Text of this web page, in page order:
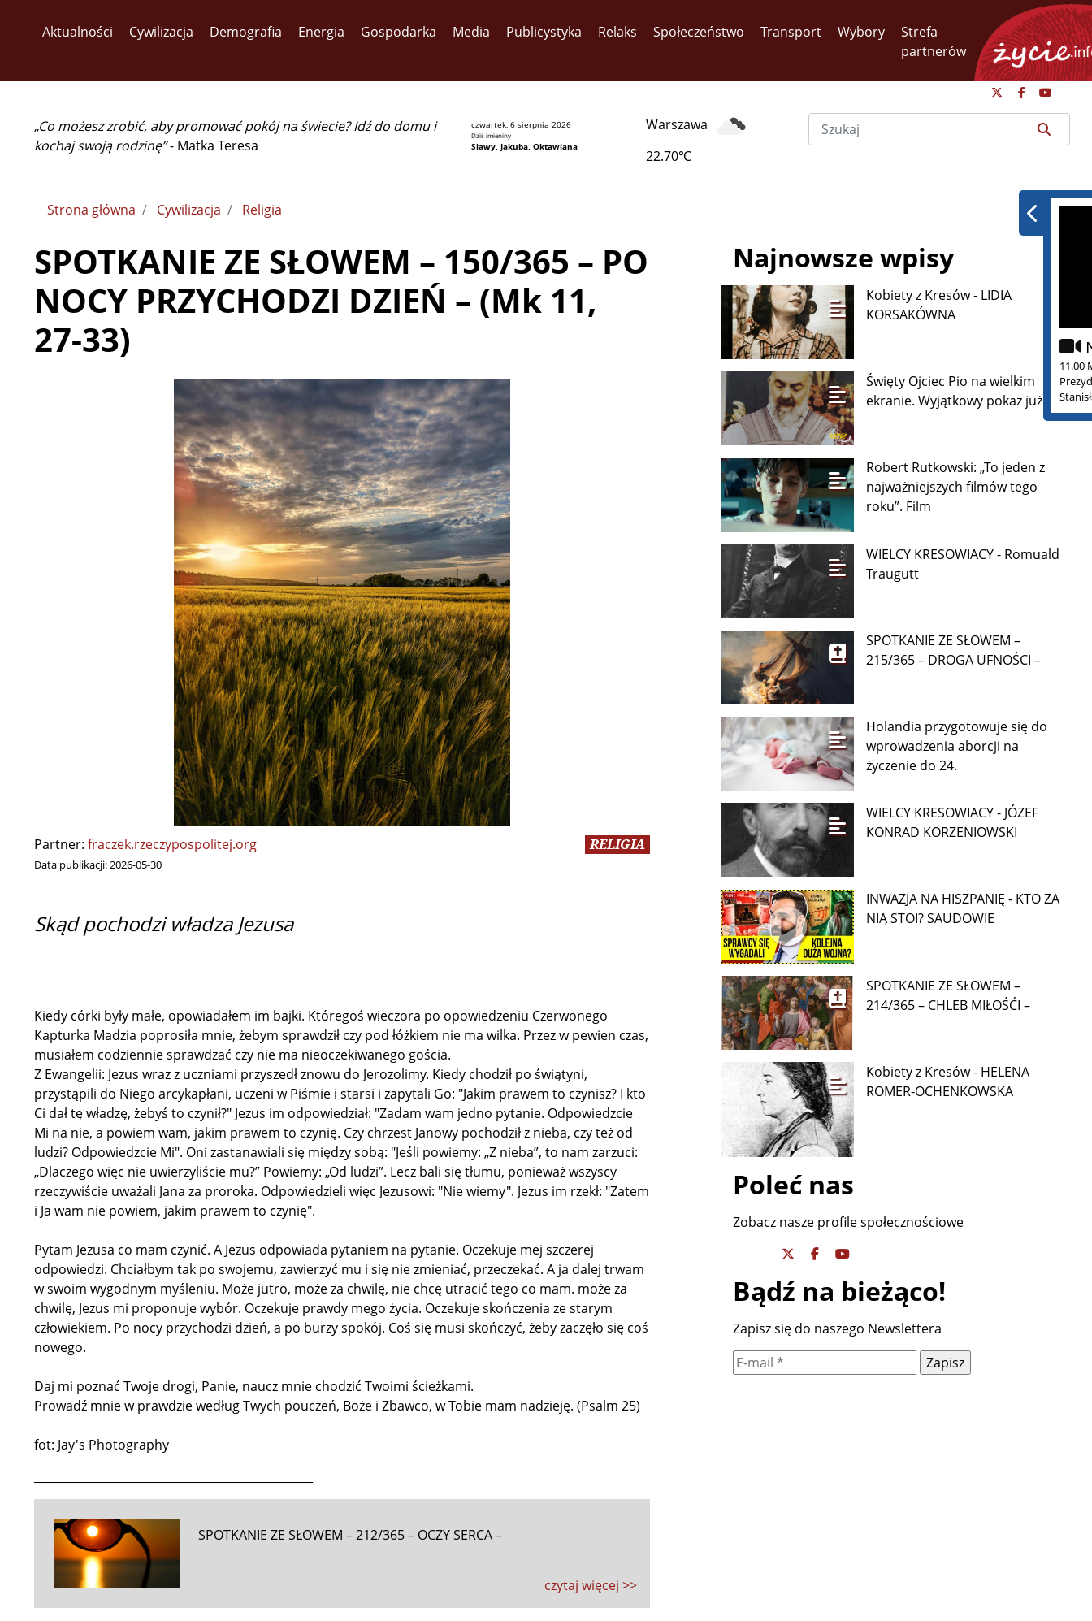
Aktualności Cywilizacja Demografia Energia Gospodarka Media Publicystyka Relaks Społeczeństwo Transport Wybory
Strefa
partnerów
„Co możesz zrobić, aby promować pokój na świecie? Idź do domu i
kochaj swoją rodzinę”- Matka Teresa
czwartek, 6 sierpnia 2026
Dziś imieniny
Slawy, Jakuba, Oktawiana
Warszawa
22.70℃
11.00
Strona główna Cywilizacja Religia
SPOTKANIE ZE SŁOWEM – 150/365 – PO
NOCY PRZYCHODZI DZIEŃ – (Mk 11,
27-33)
Partner: fraczek.rzeczypospolitej.org
Data publikacji:2026-05-30
RELIGIA
Skąd pochodzi władza Jezusa
Kiedy córki były małe, opowiadałem im bajki. Któregoś wieczora po opowiedzeniu Czerwonego
Kapturka Madzia poprosiła mnie, żebym sprawdził czy pod łóżkiem nie ma wilka. Przez w pewien czas,
musiałem codziennie sprawdzać czy nie ma nieoczekiwanego gościa.
Z Ewangelii: Jezus wraz z uczniami przyszedł znowu do Jerozolimy. Kiedy chodził po świątyni,
przystąpili do Niego arcykapłani, uczeni w Piśmie i starsi i zapytali Go: "Jakim prawem to czynisz? I kto
Ci dał tę władzę, żebyś to czynił?" Jezus im odpowiedział: "Zadam wam jedno pytanie. Odpowiedzcie
Mi na nie, a powiem wam, jakim prawem to czynię. Czy chrzest Janowy pochodził z nieba, czy też od
ludzi? Odpowiedzcie Mi". Oni zastanawiali się między sobą: "Jeśli powiemy: „Z nieba”, to nam zarzuci:
„Dlaczego więc nie uwierzyliście mu?” Powiemy: „Od ludzi”. Lecz bali się tłumu, ponieważ wszyscy
rzeczywiście uważali Jana za proroka. Odpowiedzieli więc Jezusowi: "Nie wiemy". Jezus im rzekł: "Zatem
i Ja wam nie powiem, jakim prawem to czynię".
Pytam Jezusa co mam czynić. A Jezus odpowiada pytaniem na pytanie. Oczekuje mej szczerej
odpowiedzi. Chciałbym tak po swojemu, zawierzyć mu i się nie zmieniać, przeczekać. A ja dalej trwam
w swoim wygodnym myśleniu. Może jutro, może za chwilę, nie chcę utracić tego co mam. może za
chwilę, Jezus mi proponuje wybór. Oczekuje prawdy mego życia. Oczekuje skończenia ze starym
człowiekiem. Po nocy przychodzi dzień, a po burzy spokój. Coś się musi skończyć, żeby zaczęło się coś
nowego.
Daj mi poznać Twoje drogi, Panie, naucz mnie chodzić Twoimi ścieżkami.
Prowadź mnie w prawdzie według Twych pouczeń, Boże i Zbawco, w Tobie mam nadzieję. (Psalm 25)
fot: Jay's Photography
SPOTKANIE ZE SŁOWEM – 212/365 – OCZY SERCA –
czytaj więcej >>
Najnowsze wpisy
Kobiety z Kresów - LIDIA
KORSAKÓWNA
Święty Ojciec Pio na wielkim
ekranie. Wyjątkowy pokaz już 9
Robert Rutkowski: „To jeden z
najważniejszych filmów tego
roku”. Film
WIELCY KRESOWIACY - Romuald
Traugutt
SPOTKANIE ZE SŁOWEM –
215/365 – DROGA UFNOŚCI –
Holandia przygotowuje się do
wprowadzenia aborcji na
życzenie do 24.
WIELCY KRESOWIACY - JÓZEF
KONRAD KORZENIOWSKI
INWAZJA NA HISZPANIĘ - KTO ZA
NIĄ STOI? SAUDOWIE
SPOTKANIE ZE SŁOWEM –
214/365 – CHLEB MIŁOŚĆI –
Kobiety z Kresów - HELENA
ROMER-OCHENKOWSKA
Poleć nas
Zobacz nasze profile społecznościowe
Bądź na bieżąco!
Zapisz się do naszego Newslettera